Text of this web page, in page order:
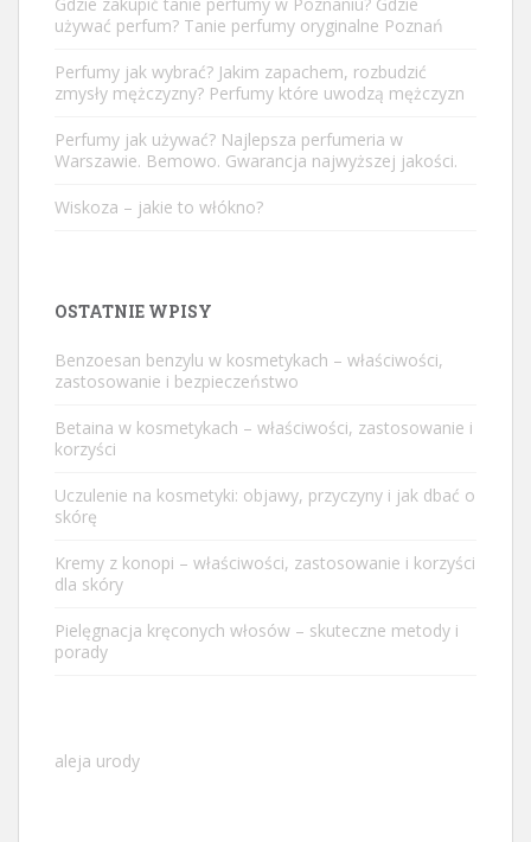
używać perfum? Tanie perfumy oryginalne Poznań
Perfumy jak wybrać? Jakim zapachem, rozbudzić
zmysły mężczyzny? Perfumy które uwodzą mężczyzn
Perfumy jak używać? Najlepsza perfumeria w
Warszawie. Bemowo. Gwarancja najwyższej jakości.
Wiskoza – jakie to włókno?
OSTATNIE WPISY
Benzoesan benzylu w kosmetykach – właściwości,
zastosowanie i bezpieczeństwo
Betaina w kosmetykach – właściwości, zastosowanie i
korzyści
Uczulenie na kosmetyki: objawy, przyczyny i jak dbać o
skórę
Kremy z konopi – właściwości, zastosowanie i korzyści
dla skóry
Pielęgnacja kręconych włosów – skuteczne metody i
porady
aleja urody